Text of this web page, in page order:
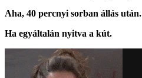
Aha, 40 percnyi sorban állás után.
Ha egyáltalán nyitva a kút.